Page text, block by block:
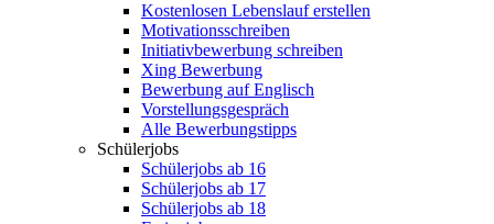
Kostenlosen Lebenslauf erstellen
Motivationsschreiben
Initiativbewerbung schreiben
Xing Bewerbung
Bewerbung auf Englisch
Vorstellungsgespräch
Alle Bewerbungstipps
Schülerjobs
Schülerjobs ab 16
Schülerjobs ab 17
Schülerjobs ab 18